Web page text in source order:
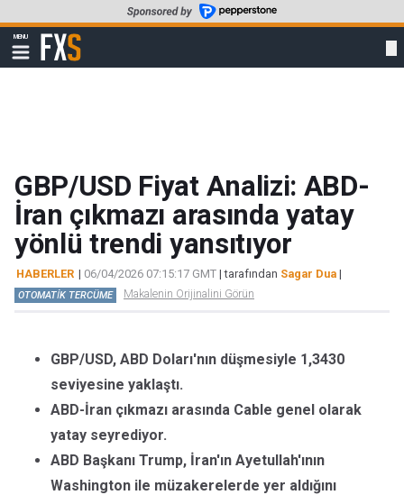
to
main
content
MENU
Show
navigation
FXStreet
GBP/USD Fiyat Analizi: ABD-
İran çıkmazı arasında yatay
yönlü trendi yansıtıyor
HABERLER | 06/04/2026 07:15:17 GMT | tarafından Sagar Dua |
OTOMATİK TERCÜME Makalenin Orijinalini Görün
GBP/USD, ABD Doları'nın düşmesiyle 1,3430
seviyesine yaklaştı.
ABD-İran çıkmazı arasında Cable genel olarak
yatay seyrediyor.
ABD Başkanı Trump, İran'ın Ayetullah'ının
Washington ile müzakerelerde yer aldığını